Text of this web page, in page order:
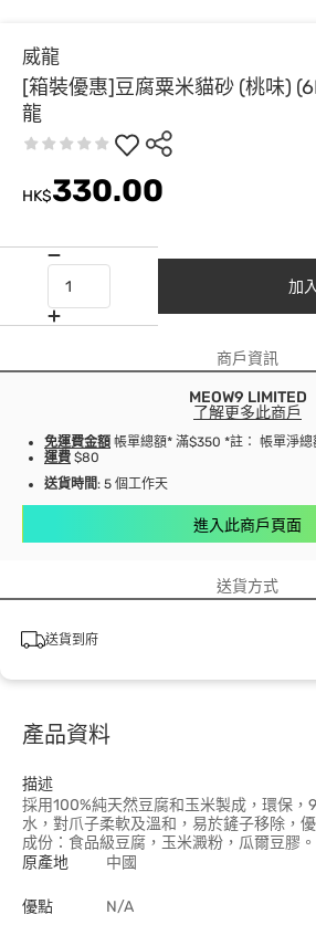
威龍
[箱裝優惠]豆腐粟米貓砂 (桃味)
龍
HK$330.00
加
商戶資訊
MEOW9 LIMITED
了解更多此商戶
免運費金額 帳單總額* 滿$350 *註： 帳單淨
運費 $80
送貨時間: 5 個工作天
進入此商戶頁面
送貨方式
送貨到府
產品資料
描述
採用100%純天然豆腐和玉米製成，環保，
水，對爪子柔軟及溫和，易於鏟子移除，
成份：食品級豆腐，玉米澱粉，瓜爾豆膠。
原產地
中國
優點 N/A